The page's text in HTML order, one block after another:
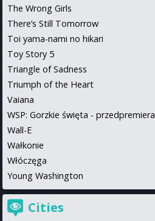
The Wrong Girls
There’s Still Tomorrow
Toi yama-nami no hikari
Toy Story 5
Triangle of Sadness
Triumph of the Heart
Vaiana
WSP: Gorzkie święta - przedpremiera
Wall-E
Wałkonie
Włóczęga
Young Washington
Cities